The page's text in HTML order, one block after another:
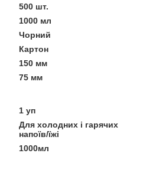
500 шт.
1000 мл
Чорний
Картон
150 мм
75 мм
1 уп
Для холодних і гарячих
напоїв/їжі
1000мл